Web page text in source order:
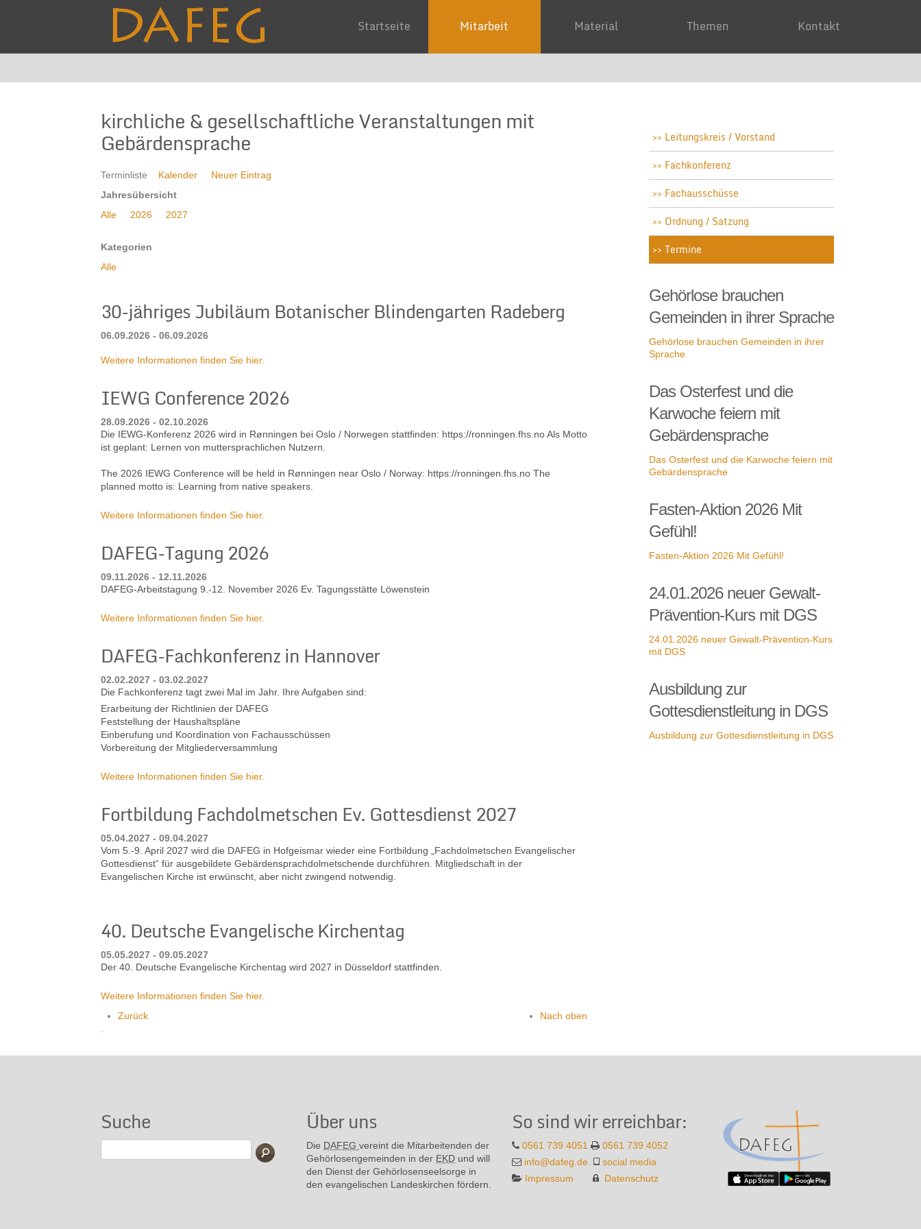
Startseite Mitarbeit Material Themen Kontakt
kirchliche & gesellschaftliche Veranstaltungen mit
Gebärdensprache
Terminliste Kalender
Neuer Eintrag
Jahresübersicht
Alle
2026 2027
Kategorien
Alle
30-jähriges Jubiläum Botanischer Blindengarten Radeberg
06.09.2026 - 06.09.2026
Weitere Informationen finden Sie hier.
IEWG Conference 2026
28.09.2026 - 02.10.2026
Die IEWG-Konferenz 2026 wird in Rønningen bei Oslo / Norwegen stattfinden: https://ronningen.fhs.no Als Motto
ist geplant: Lernen von muttersprachlichen Nutzern.
The 2026 IEWG Conference will be held in Rønningen near Oslo / Norway: https://ronningen.fhs.no The
planned motto is: Learning from native speakers.
Weitere Informationen finden Sie hier.
DAFEG-Tagung 2026
09.11.2026 - 12.11.2026
DAFEG-Arbeitstagung 9.-12. November 2026 Ev. Tagungsstätte Löwenstein
Weitere Informationen finden Sie hier.
DAFEG-Fachkonferenz in Hannover
02.02.2027 - 03.02.2027
Die Fachkonferenz tagt zwei Mal im Jahr. Ihre Aufgaben sind:
Erarbeitung der Richtlinien der DAFEG
Feststellung der Haushaltspläne
Einberufung und Koordination von Fachausschüssen
Vorbereitung der Mitgliederversammlung
Weitere Informationen finden Sie hier.
Fortbildung Fachdolmetschen Ev. Gottesdienst 2027
05.04.2027 - 09.04.2027
Vom 5.-9. April 2027 wird die DAFEG in Hofgeismar wieder eine Fortbildung „Fachdolmetschen Evangelischer
Gottesdienst“ für ausgebildete Gebärdensprachdolmetschende durchführen. Mitgliedschaft in der
Evangelischen Kirche ist erwünscht, aber nicht zwingend notwendig.
40. Deutsche Evangelische Kirchentag
05.05.2027 - 09.05.2027
Der 40. Deutsche Evangelische Kirchentag wird 2027 in Düsseldorf stattfinden.
Weitere Informationen finden Sie hier.
Zurück
Nach oben
Leitungskreis / Vorstand
Fachkonferenz
Fachausschüsse
Ordnung / Satzung
Termine
Gehörlose brauchen
Gemeinden in ihrer Sprache
Gehörlose brauchen Gemeinden in ihrer
Sprache
Das Osterfest und die
Karwoche feiern mit
Gebärdensprache
Das Osterfest und die Karwoche feiern mit
Gebärdensprache
Fasten-Aktion 2026 Mit
Gefühl!
Fasten-Aktion 2026 Mit Gefühl!
24.01.2026 neuer Gewalt-
Prävention-Kurs mit DGS
24.01.2026 neuer Gewalt-Prävention-Kurs
mit DGS
Ausbildung zur
Gottesdienstleitung in DGS
Ausbildung zur Gottesdienstleitung in DGS
Suche Über uns
Die DAFEG vereint die Mitarbeitenden der
Gehör­losen­gemeinden in der EKD und will
den Dienst der Gehör­losen­seel­sorge in
den evange­lischen Landes­kirchen fördern.
So sind wir erreichbar:
0561 739 4051
0561 739 4052
info@dafeg.de
social media
Impressum
Datenschutz